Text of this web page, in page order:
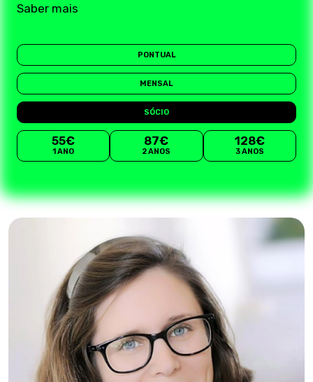
Saber mais
PONTUAL
MENSAL
SÓCIO
55€
1 ANO
87€
2 ANOS
128€
3 ANOS